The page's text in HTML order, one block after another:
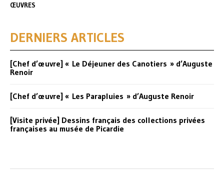
ŒUVRES
DERNIERS ARTICLES
[Chef d’œuvre] « Le Déjeuner des Canotiers » d’Auguste
Renoir
[Chef d’œuvre] « Les Parapluies » d’Auguste Renoir
[Visite privée] Dessins français des collections privées
françaises au musée de Picardie